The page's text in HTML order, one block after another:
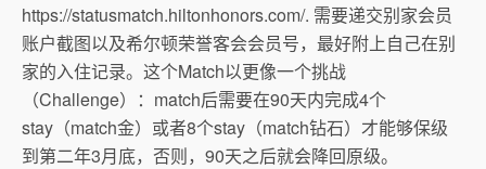
https://statusmatch.hiltonhonors.com/. 需要递交别家会员
账户截图以及希尔顿荣誉客会会员号，最好附上自己在别
家的入住记录。这个Match以更像一个挑战
（Challenge）：match后需要在90天内完成4个
stay（match金）或者8个stay（match钻石）才能够保级
到第二年3月底，否则，90天之后就会降回原级。